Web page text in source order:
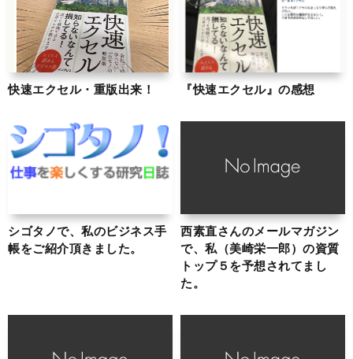
快速エクセル・重版出来！ 『快速エクセル』の感想
シゴタノで、私のビジネス手
帳をご紹介頂きました。
西素直さんのメールマガジン
で、私（美崎栄一郎）の資質
トップ５を予想されてまし
た。